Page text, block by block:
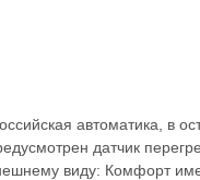
автоматика, в
датчик
виду: Комфорт